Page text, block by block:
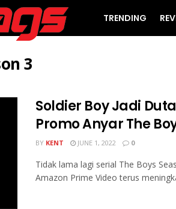
TRENDING
3
Soldier Boy Jadi
Promo Anyar The
BY KENT JUNE 1, 2022 0
Tidak lama lagi serial The Boys
Amazon Prime Video terus